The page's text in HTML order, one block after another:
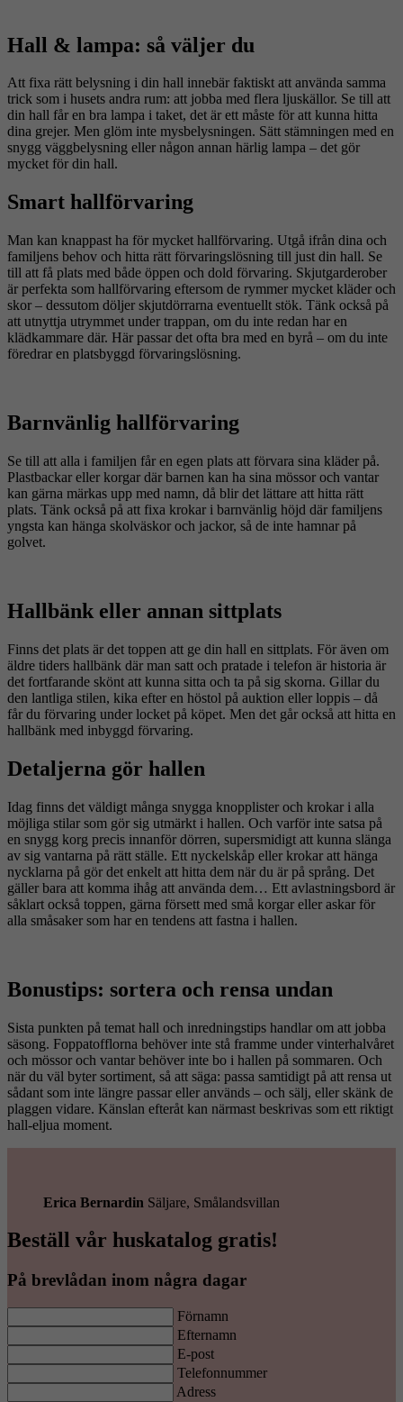
Hall & lampa: så väljer du
Att fixa rätt belysning i din hall innebär faktiskt att använda samma
trick som i husets andra rum: att jobba med flera ljuskällor. Se till att
din hall får en bra lampa i taket, det är ett måste för att kunna hitta
dina grejer. Men glöm inte mysbelysningen. Sätt stämningen med en
snygg väggbelysning eller någon annan härlig lampa – det gör
mycket för din hall.
Smart hallförvaring
Man kan knappast ha för mycket hallförvaring. Utgå ifrån dina och
familjens behov och hitta rätt förvaringslösning till just din hall. Se
till att få plats med både öppen och dold förvaring. Skjutgarderober
är perfekta som hallförvaring eftersom de rymmer mycket kläder och
skor – dessutom döljer skjutdörrarna eventuellt stök. Tänk också på
att utnyttja utrymmet under trappan, om du inte redan har en
klädkammare där. Här passar det ofta bra med en byrå – om du inte
föredrar en platsbyggd förvaringslösning.
Barnvänlig hallförvaring
Se till att alla i familjen får en egen plats att förvara sina kläder på.
Plastbackar eller korgar där barnen kan ha sina mössor och vantar
kan gärna märkas upp med namn, då blir det lättare att hitta rätt
plats. Tänk också på att fixa krokar i barnvänlig höjd där familjens
yngsta kan hänga skolväskor och jackor, så de inte hamnar på
golvet.
Hallbänk eller annan sittplats
Finns det plats är det toppen att ge din hall en sittplats. För även om
äldre tiders hallbänk där man satt och pratade i telefon är historia är
det fortfarande skönt att kunna sitta och ta på sig skorna. Gillar du
den lantliga stilen, kika efter en höstol på auktion eller loppis – då
får du förvaring under locket på köpet. Men det går också att hitta en
hallbänk med inbyggd förvaring.
Detaljerna gör hallen
Idag finns det väldigt många snygga knopplister och krokar i alla
möjliga stilar som gör sig utmärkt i hallen. Och varför inte satsa på
en snygg korg precis innanför dörren, supersmidigt att kunna slänga
av sig vantarna på rätt ställe. Ett nyckelskåp eller krokar att hänga
nycklarna på gör det enkelt att hitta dem när du är på språng. Det
gäller bara att komma ihåg att använda dem… Ett avlastningsbord är
såklart också toppen, gärna försett med små korgar eller askar för
alla småsaker som har en tendens att fastna i hallen.
Bonustips: sortera och rensa undan
Sista punkten på temat hall och inredningstips handlar om att jobba
säsong. Foppatofflorna behöver inte stå framme under vinterhalvåret
och mössor och vantar behöver inte bo i hallen på sommaren. Och
när du väl byter sortiment, så att säga: passa samtidigt på att rensa ut
sådant som inte längre passar eller används – och sälj, eller skänk de
plaggen vidare. Känslan efteråt kan närmast beskrivas som ett riktigt
hall-eljua moment.
Erica Bernardin Säljare, Smålandsvillan
Beställ vår huskatalog gratis!
På brevlådan inom några dagar
Förnamn
Efternamn
E-post
Telefonnummer
Adress